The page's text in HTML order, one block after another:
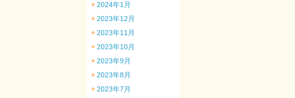
2024年1月
2023年12月
2023年11月
2023年10月
2023年9月
2023年8月
2023年7月